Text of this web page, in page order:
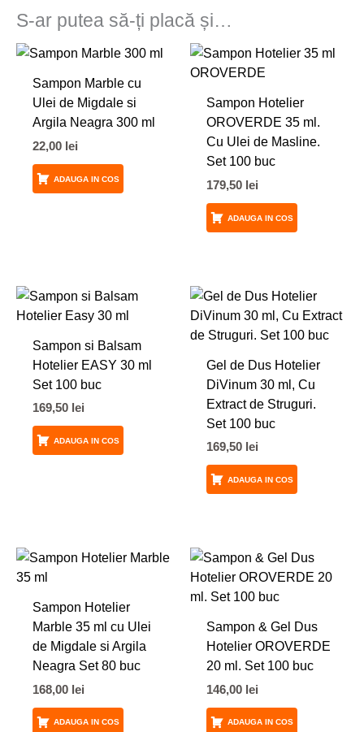
S-ar putea să-ți placă și…
Sampon Marble cu
Ulei de Migdale si
Argila Neagra 300 ml
22,00 lei
ADAUGA IN COS
Sampon Hotelier
OROVERDE 35 ml.
Cu Ulei de Masline.
Set 100 buc
179,50 lei
ADAUGA IN COS
Sampon si Balsam
Hotelier EASY 30 ml
Set 100 buc
169,50 lei
ADAUGA IN COS
Gel de Dus Hotelier
DiVinum 30 ml, Cu
Extract de Struguri.
Set 100 buc
169,50 lei
ADAUGA IN COS
Sampon Hotelier
Marble 35 ml cu Ulei
de Migdale si Argila
Neagra Set 80 buc
168,00 lei
ADAUGA IN COS
Sampon & Gel Dus
Hotelier OROVERDE
20 ml. Set 100 buc
146,00 lei
ADAUGA IN COS